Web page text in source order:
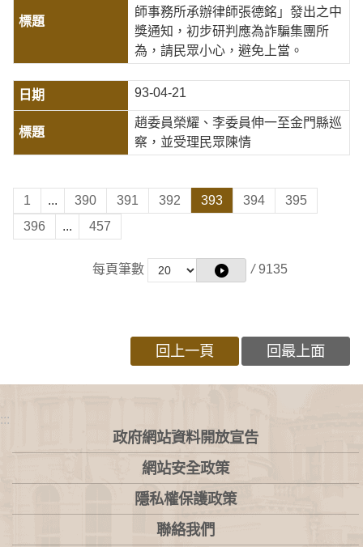
師事務所承辦律師張德銘」發出之中
獎通知，初步研判應為詐騙集團所
為，請民眾小心，避免上當。
93-04-21
趙委員榮耀、李委員伸一至金門縣巡
察，並受理民眾陳情
1 ... 390 391 392 393 394
395
396
... 457
每頁筆數 / 9135
回上一頁 回最上面
:::
政府網站資料開放宣告
網站安全政策
隱私權保護政策
聯絡我們